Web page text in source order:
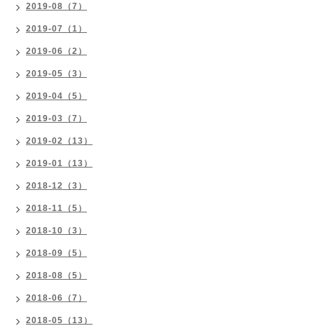
2019-08（7）
2019-07（1）
2019-06（2）
2019-05（3）
2019-04（5）
2019-03（7）
2019-02（13）
2019-01（13）
2018-12（3）
2018-11（5）
2018-10（3）
2018-09（5）
2018-08（5）
2018-06（7）
2018-05（13）